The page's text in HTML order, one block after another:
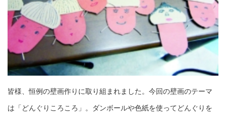
皆様、恒例の壁画作りに取り組まれました。今回の壁画のテーマ
は「どんぐりころころ」。ダンボールや色紙を使ってどんぐりを